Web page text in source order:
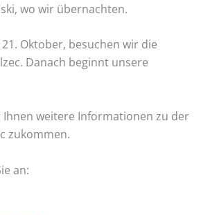
wo wir übernachten.
Oktober, besuchen wir die
Danach beginnt unsere
Ihnen weitere Informationen zu der
zukommen.
an: